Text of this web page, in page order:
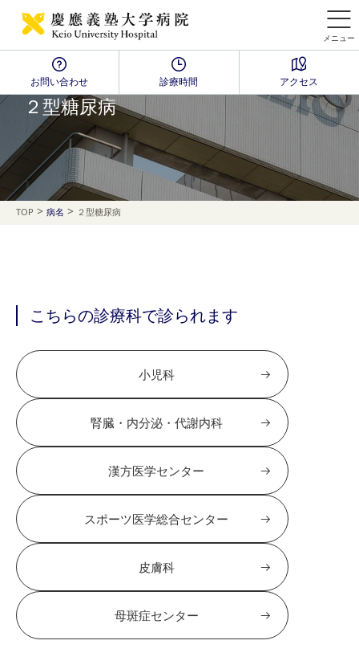
メニュー
お問い合わせ 診療時間 アクセス
Disease Name Search
２型糖尿病
TOP > 病名 > ２型糖尿病
こちらの診療科で診られます
小児科
腎臓・内分泌・代謝内科
漢方医学センター
スポーツ医学総合センター
皮膚科
母斑症センター